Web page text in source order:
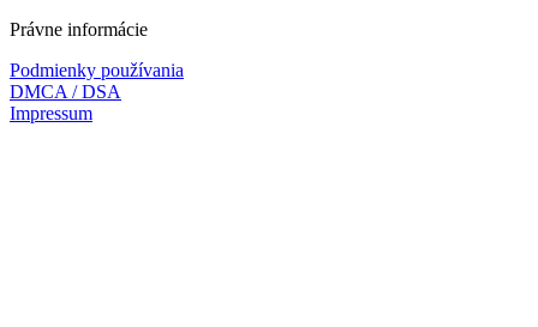
Právne informácie
Podmienky používania
DMCA / DSA
Impressum